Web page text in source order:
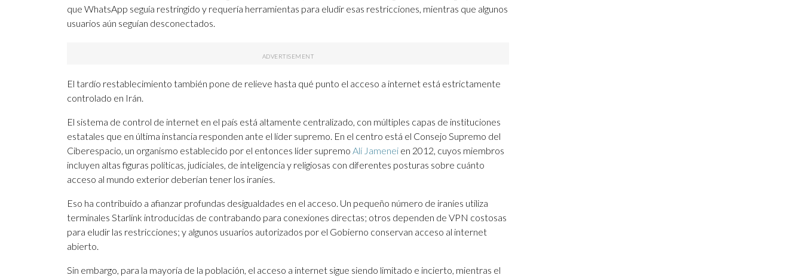
que WhatsApp seguía restringido y requería herramientas para eludir esas restricciones, mientras que algunos
usuarios aún seguían desconectados.
El tardío restablecimiento también pone de relieve hasta qué punto el acceso a internet está estrictamente
controlado en Irán.
El sistema de control de internet en el país está altamente centralizado, con múltiples capas de instituciones
estatales que en última instancia responden ante el líder supremo. En el centro está el Consejo Supremo del
Ciberespacio, un organismo establecido por el entonces líder supremo Alí Jamenei en 2012, cuyos miembros
incluyen altas figuras políticas, judiciales, de inteligencia y religiosas con diferentes posturas sobre cuánto
acceso al mundo exterior deberían tener los iraníes.
Eso ha contribuido a afianzar profundas desigualdades en el acceso. Un pequeño número de iraníes utiliza
terminales Starlink introducidas de contrabando para conexiones directas; otros dependen de VPN costosas
para eludir las restricciones; y algunos usuarios autorizados por el Gobierno conservan acceso al internet
abierto.
Sin embargo, para la mayoría de la población, el acceso a internet sigue siendo limitado e incierto, mientras el